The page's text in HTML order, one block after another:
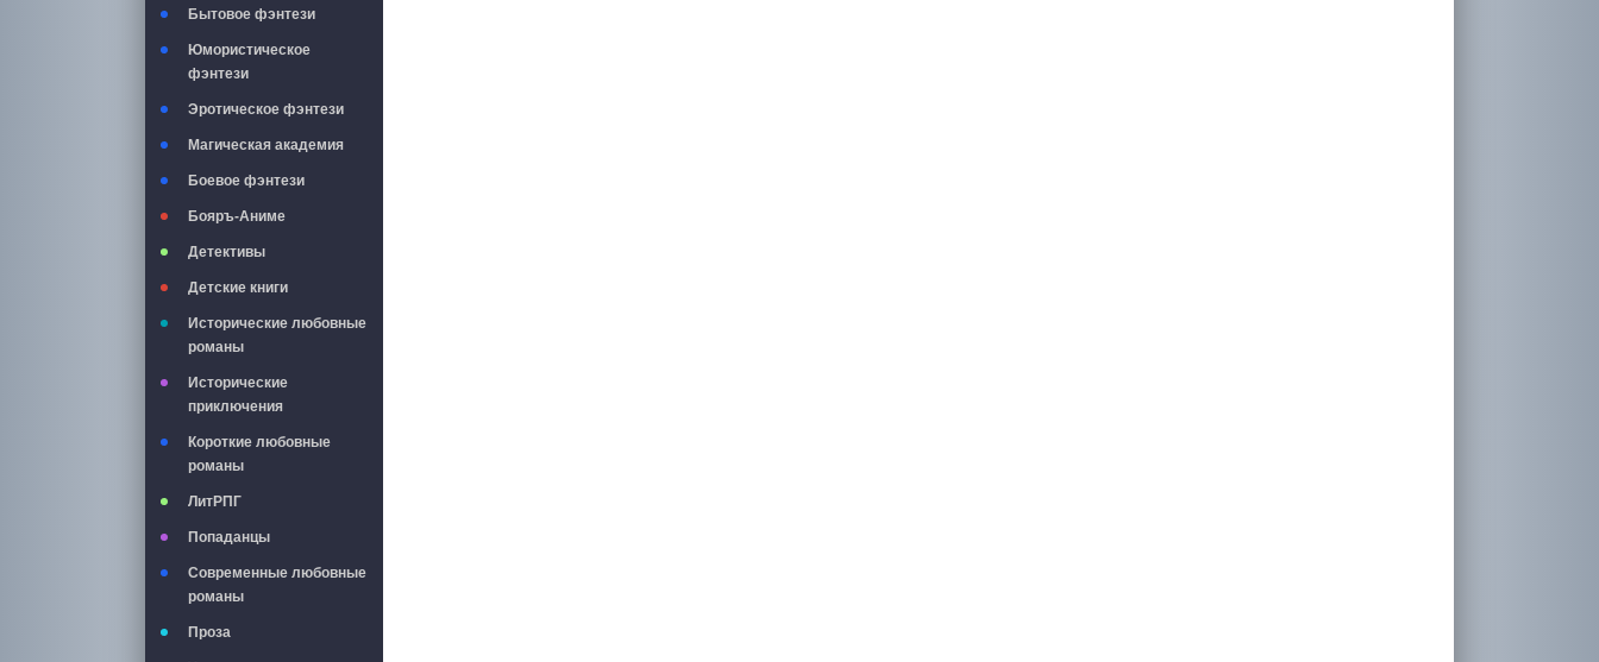
Бытовое фэнтези
Юмористическое
фэнтези
Эротическое фэнтези
Магическая академия
Боевое фэнтези
Бояръ-Аниме
Детективы
Детские книги
Исторические любовные
романы
Исторические
приключения
Короткие любовные
романы
ЛитРПГ
Попаданцы
Современные любовные
романы
Проза